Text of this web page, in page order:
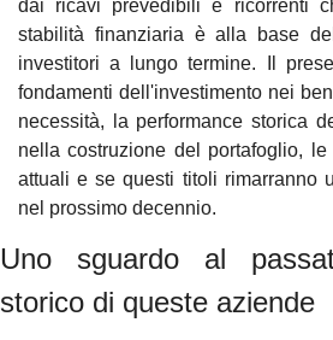
dai ricavi prevedibili e ricorrenti
stabilità finanziaria è alla base
investitori a lungo termine. Il
fondamenti dell'investimento nei
necessità, la performance storica
nella costruzione del portafoglio,
attuali e se questi titoli rimarranno
nel prossimo decennio.
Uno sguardo al
storico di queste aziende